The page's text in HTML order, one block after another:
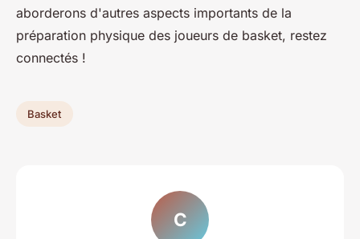
aborderons d'autres aspects importants de la
préparation physique des joueurs de basket, restez
connectés !
Basket
C